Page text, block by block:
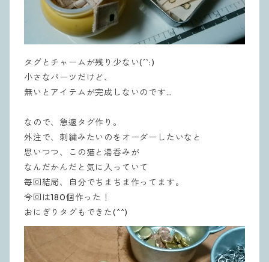
タグとチャームが残り少ない(´`:)
小さなパーツだけど、
無いとアイテムが完成しないのです…
なので、急遽タグ作り。
外注で、刺繍みたいのをオーダーしたいなと
思いつつ、この猫と湯呑みが
なんだかんだと気に入っていて
毎回結局、自分でちまちま作ってます。
今回は180個作った！
おにぎりタグもできた(^^)